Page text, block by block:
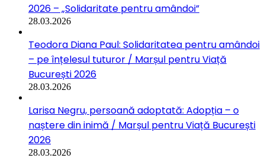
2026 – „Solidaritate pentru amândoi”
28.03.2026
Teodora Diana Paul: Solidaritatea pentru amândoi
– pe înțelesul tuturor / Marșul pentru Viață
București 2026
28.03.2026
Larisa Negru, persoană adoptată: Adopția – o
naștere din inimă / Marșul pentru Viață București
2026
28.03.2026